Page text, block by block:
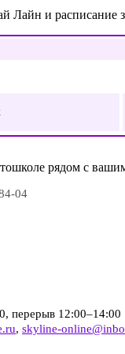
Лайн и
рядом с
04
перерыв 12:00–14:00
, skyline-